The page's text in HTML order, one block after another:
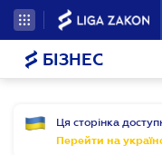
БІЗНЕС
Ця сторінка
Перейти на